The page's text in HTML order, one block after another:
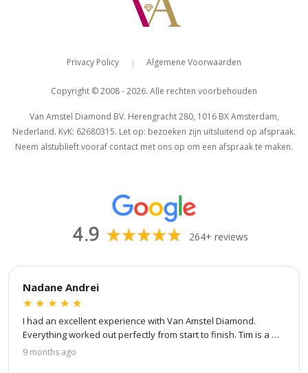
Privacy Policy | Algemene Voorwaarden
Copyright © 2008 - 2026. Alle rechten voorbehouden
Van Amstel Diamond BV. Herengracht 280, 1016 BX Amsterdam,
Nederland. KvK: 62680315. Let op: bezoeken zijn uitsluitend op afspraak.
Neem alstublieft vooraf contact met ons op om een afspraak te maken.
264+ reviews
Nadane Andrei
★ ★ ★ ★ ★
I had an excellent experience with Van Amstel Diamond.
Everything worked out perfectly from start to finish. Tim is a
true professional — patient, attentive to every detail, and
9 months ago